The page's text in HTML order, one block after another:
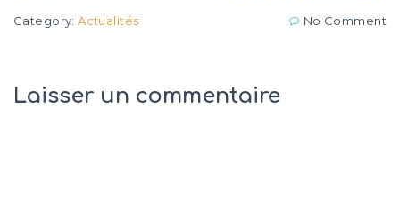
Category:Actualités No Comment
Laisser un commentaire